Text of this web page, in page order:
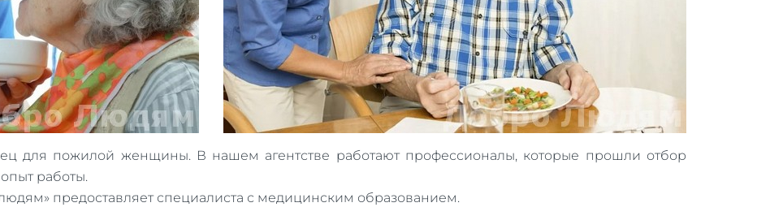
для пожилой женщины. В нашем агентстве работают профессионалы, которые прошли отбор
работы.
предоставляет специалиста с медицинским образованием.